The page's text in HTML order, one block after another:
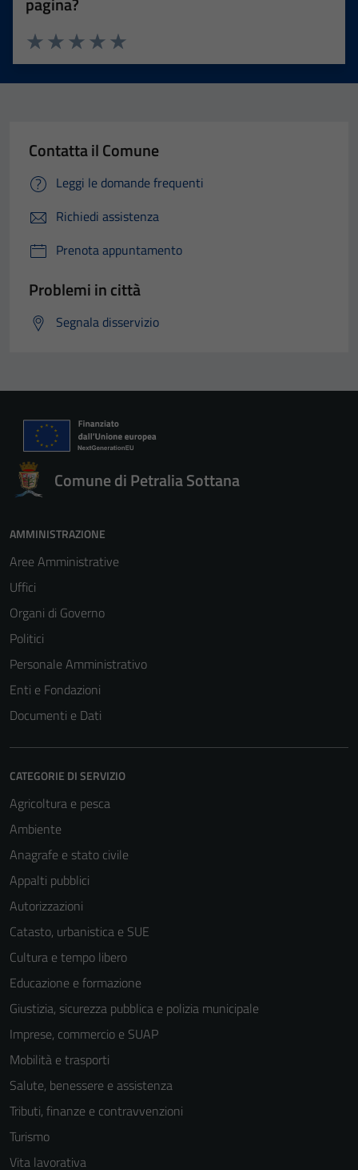
Valuta 5 stelle su 5
Valuta 4 stelle su 5
Valuta 3 stelle su 5
Valuta 2 stelle su 5
Valuta 1 stelle su 5
Contatta il Comune
Leggi le domande frequenti
Richiedi assistenza
Prenota appuntamento
Problemi in città
Segnala disservizio
Comune di Petralia Sottana
AMMINISTRAZIONE
Aree Amministrative
Uffici
Organi di Governo
Politici
Personale Amministrativo
Enti e Fondazioni
Documenti e Dati
CATEGORIE DI SERVIZIO
Agricoltura e pesca
Ambiente
Anagrafe e stato civile
Appalti pubblici
Autorizzazioni
Catasto, urbanistica e SUE
Cultura e tempo libero
Educazione e formazione
Giustizia, sicurezza pubblica e polizia municipale
Imprese, commercio e SUAP
Mobilità e trasporti
Salute, benessere e assistenza
Tributi, finanze e contravvenzioni
Turismo
Vita lavorativa